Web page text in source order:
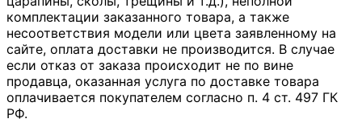
комплектации заказанного товара, а также
несоответствия модели или цвета заявленному на
сайте, оплата доставки не производится. В случае
если отказ от заказа происходит не по вине
продавца, оказанная услуга по доставке товара
оплачивается покупателем согласно п. 4 ст. 497 ГК
РФ.